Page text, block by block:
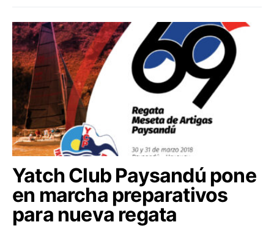
Yatch Club Paysandú pone
en marcha preparativos
para nueva regata